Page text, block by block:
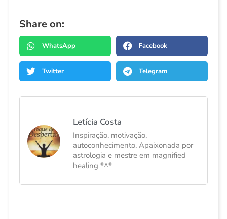
Share on:
WhatsApp Facebook
Twitter Telegram
Letícia Costa
Inspiração, motivação,
autoconhecimento. Apaixonada por
astrologia e mestre em magnified
healing *^*